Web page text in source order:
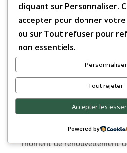
La fidélité : Si vous êtes un
longtemps, dites-le.
La concurrence : Comparez
de la concurrence.
Les services non utilisés :
tous les services, dites-le.
Moment optimal pour
discussions
Le meilleur moment pour
moment de renouvellement
cliquant sur Personnaliser.
accepter pour donner
ou sur Tout refuser pour
non essentiels.
Personnaliser
Tout rejeter
Accepter les
Powered by